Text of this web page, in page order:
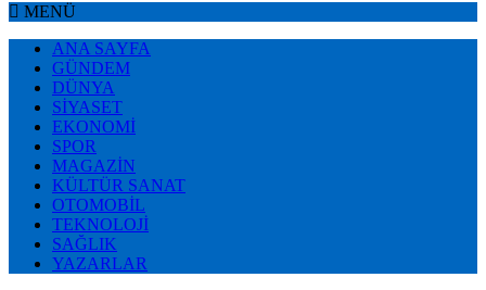
MENÜ
ANA SAYFA
GÜNDEM
DÜNYA
SİYASET
EKONOMİ
SPOR
MAGAZİN
KÜLTÜR SANAT
OTOMOBİL
TEKNOLOJİ
SAĞLIK
YAZARLAR